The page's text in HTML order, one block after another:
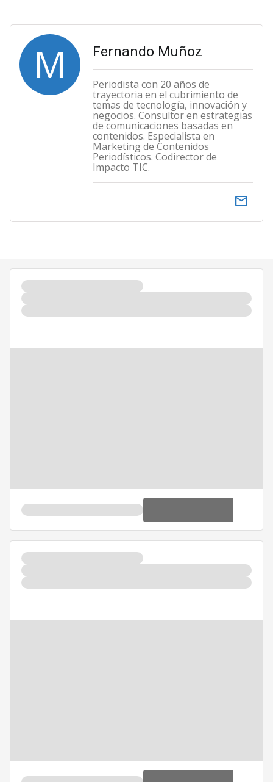
M Fernando Muñoz
Periodista con 20 años de
trayectoria en el cubrimiento de
temas de tecnología, innovación y
negocios. Consultor en estrategias
de comunicaciones basadas en
contenidos. Especialista en
Marketing de Contenidos
Periodísticos. Codirector de
Impacto TIC.
email